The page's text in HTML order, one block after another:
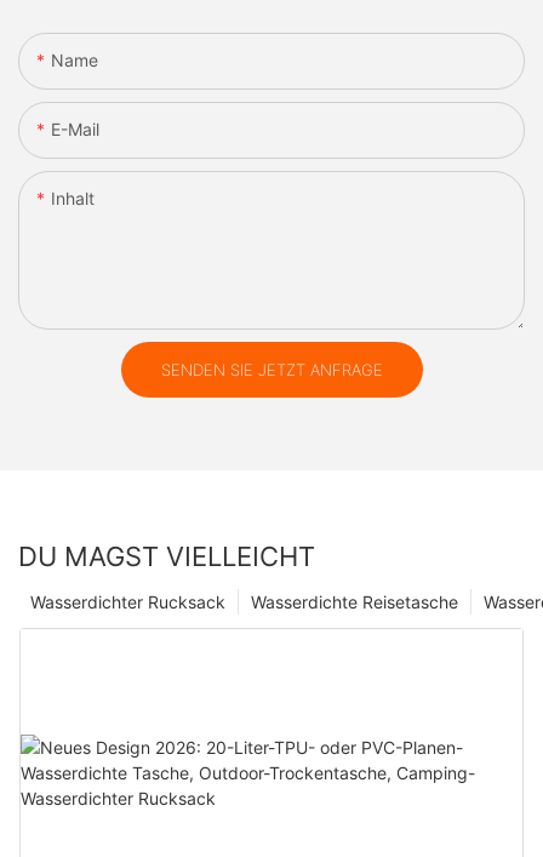
Name
E-Mail
Inhalt
SENDEN SIE JETZT ANFRAGE
DU MAGST VIELLEICHT
Wasserdichte Reisetasche
Wasserdichter Rucksack